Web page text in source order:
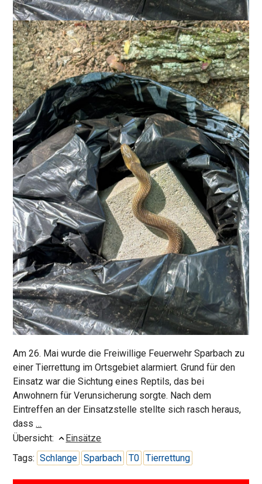
Am 26. Mai wurde die Freiwillige Feuerwehr Sparbach zu
einer Tierrettung im Ortsgebiet alarmiert. Grund für den
Einsatz war die Sichtung eines Reptils, das bei
Anwohnern für Verunsicherung sorgte. Nach dem
Eintreffen an der Einsatzstelle stellte sich rasch heraus,
dass …
in
Garten
Übersicht:
Einsätze
Tags: Schlange Sparbach T0 Tierrettung